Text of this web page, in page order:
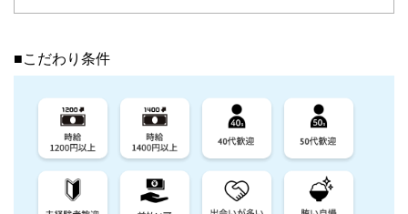
■こだわり条件